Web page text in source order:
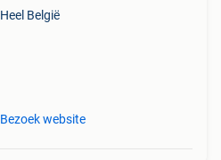
Heel België
Bezoek website